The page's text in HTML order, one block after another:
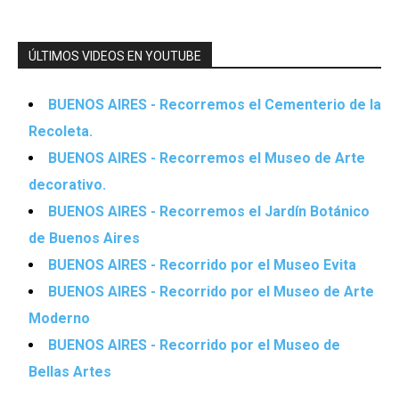
ÚLTIMOS VIDEOS EN YOUTUBE
BUENOS AIRES - Recorremos el Cementerio de la
Recoleta.
BUENOS AIRES - Recorremos el Museo de Arte
decorativo.
BUENOS AIRES - Recorremos el Jardín Botánico
de Buenos Aires
BUENOS AIRES - Recorrido por el Museo Evita
BUENOS AIRES - Recorrido por el Museo de Arte
Moderno
BUENOS AIRES - Recorrido por el Museo de
Bellas Artes